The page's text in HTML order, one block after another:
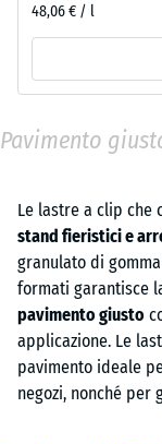
48,06 € / l
Pavimento
Le lastre a clip che
stand fieristici e
granulato di
formati garantisce
pavimento giusto
applicazione. Le
pavimento ideale
negozi, nonché per